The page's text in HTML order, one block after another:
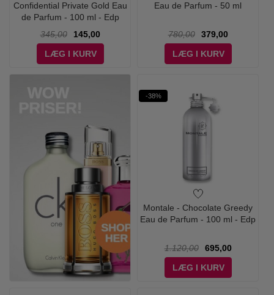
Confidential Private Gold Eau
de Parfum - 100 ml - Edp
345,00
145,00
LÆG I KURV
Eau de Parfum - 50 ml
780,00
379,00
LÆG I KURV
-38%
Montale - Chocolate Greedy
Eau de Parfum - 100 ml - Edp
1.120,00
695,00
LÆG I KURV